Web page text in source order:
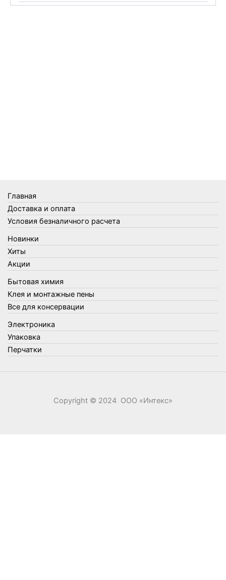
Перчатки
Товары для кухни
Товары для сада и огорода
Товары для туризма и отдыха
Упаковка
Утеплители и прочее
Фонари, лампы и удлинители
Хозяйственные товары
Швабры, стекломои, черенки и насадки
Шнуры, веревки и шпагаты
Электроника
Элементы питания
Главная
Доставка и оплата
Условия безналичного расчета
Новинки
Хиты
Акции
Бытовая химия
Клея и монтажные пены
Все для консервации
Электроника
Упаковка
Перчатки
Copyright © 2024 ООО «‎Интекс»‎